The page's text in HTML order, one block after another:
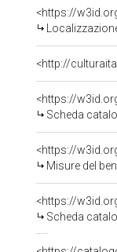
<https://
<http://
<https://
Scheda
<https://
Misure del
<https://
Scheda